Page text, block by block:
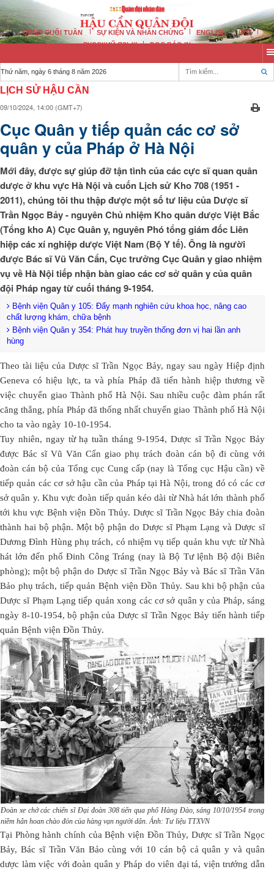
QĐND CUỐI TUẦN SỰ KIỆN VÀ NHÂN CHỨNG ENGLISH
中文
РУССКИЙ ЯЗЫК
ĐỌC BÁO IN
Thứ năm, ngày 6 tháng 8 năm 2026
LỊCH SỬ HẬU CẦN
09/10/2024, 14:00 (GMT+7)
Cục Quân y tiếp quản các cơ sở
quân y của Pháp ở Hà Nội
Mới đây, được sự giúp đỡ tận tình của các cực sĩ quan quân
dược ở khu vực Hà Nội và cuốn Lịch sử Kho 708 (1951 -
2011), chúng tôi thu thập được một số tư liệu của Dược sĩ
Trần Ngọc Bảy - nguyên Chủ nhiệm Kho quân dược Việt Bắc
(Tổng kho A) Cục Quân y, nguyên Phó tổng giám đốc Liên
hiệp các xí nghiệp dược Việt Nam (Bộ Y tế). Ông là người
được Bác sĩ Vũ Văn Cẩn, Cục trưởng Cục Quân y giao nhiệm
vụ về Hà Nội tiếp nhận bàn giao các cơ sở quân y của quân
đội Pháp ngay từ cuối tháng 9-1954.
Bệnh viện Quân y 105: Đẩy mạnh nghiên cứu khoa học, nâng cao
chất lượng khám, chữa bệnh
Bệnh viện Quân y 354: Phát huy truyền thống đơn vị hai lần anh
hùng
Theo tài liệu của Dược sĩ Trần Ngọc Bảy, ngay sau ngày Hiệp định
Geneva có hiệu lực, ta và phía Pháp đã tiến hành hiệp thương về
việc chuyển giao Thành phố Hà Nội. Sau nhiều cuộc đàm phán rất
căng thẳng, phía Pháp đã thống nhất chuyển giao Thành phố Hà Nội
cho ta vào ngày 10-10-1954.
Tuy nhiên, ngay từ hạ tuần tháng 9-1954, Dược sĩ Trần Ngọc Bảy
được Bác sĩ Vũ Văn Cẩn giao phụ trách đoàn cán bộ đi cùng với
đoàn cán bộ của Tổng cục Cung cấp (nay là Tổng cục Hậu cần) về
tiếp quản các cơ sở hậu cần của Pháp tại Hà Nội, trong đó có các cơ
sở quân y. Khu vực đoàn tiếp quản kéo dài từ Nhà hát lớn thành phố
tới khu vực Bệnh viện Đồn Thủy. Dược sĩ Trần Ngọc Bảy chia đoàn
thành hai bộ phận. Một bộ phận do Dược sĩ Phạm Lạng và Dược sĩ
Dương Đình Hùng phụ trách, có nhiệm vụ tiếp quản khu vực từ Nhà
hát lớn đến phố Đinh Công Tráng (nay là Bộ Tư lệnh Bộ đội Biên
phòng); một bộ phận do Dược sĩ Trần Ngọc Bảy và Bác sĩ Trần Văn
Bảo phụ trách, tiếp quản Bệnh viện Đồn Thủy. Sau khi bộ phận của
Dược sĩ Phạm Lạng tiếp quản xong các cơ sở quân y của Pháp, sáng
ngày 8-10-1954, bộ phận của Dược sĩ Trần Ngọc Bảy tiến hành tiếp
quản Bệnh viện Đồn Thủy.
Đoàn xe chở các chiến sĩ Đại đoàn 308 tiến qua phố Hàng Đào, sáng 10/10/1954 trong
niềm hân hoan chào đón của hàng vạn người dân. Ảnh: Tư liệu TTXVN
Tại Phòng hành chính của Bệnh viện Đồn Thủy, Dược sĩ Trần Ngọc
Bảy, Bác sĩ Trần Văn Bảo cùng với 10 cán bộ cả quân y và quân
dược làm việc với đoàn quân y Pháp do viên đại tá, viện trưởng dẫn